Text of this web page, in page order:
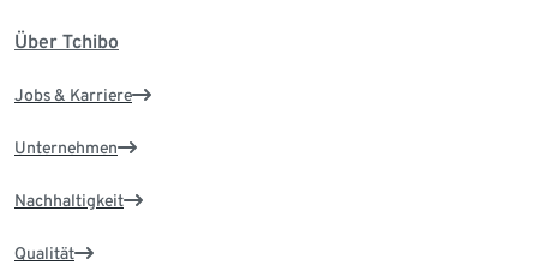
Über Tchibo
Jobs & Karriere
Unternehmen
Nachhaltigkeit
Qualität